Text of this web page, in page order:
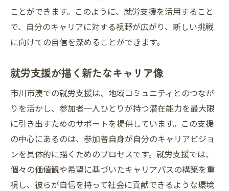
ことができます。このように、就労支援を活用すること
で、自分のキャリアに対する視野が広がり、新しい挑戦
に向けての自信を深めることができます。
就労支援が描く新たなキャリア像
市川市湊での就労支援は、地域コミュニティとのつなが
りを活かし、参加者一人ひとりが持つ潜在能力を最大限
に引き出すためのサポートを提供しています。この支援
の中心にあるのは、参加者自身が自分のキャリアビジョ
ンを具体的に描くためのプロセスです。就労支援では、
個々の価値観や希望に基づいたキャリアパスの構築を重
視し、彼らが自信を持って社会に貢献できるような環境